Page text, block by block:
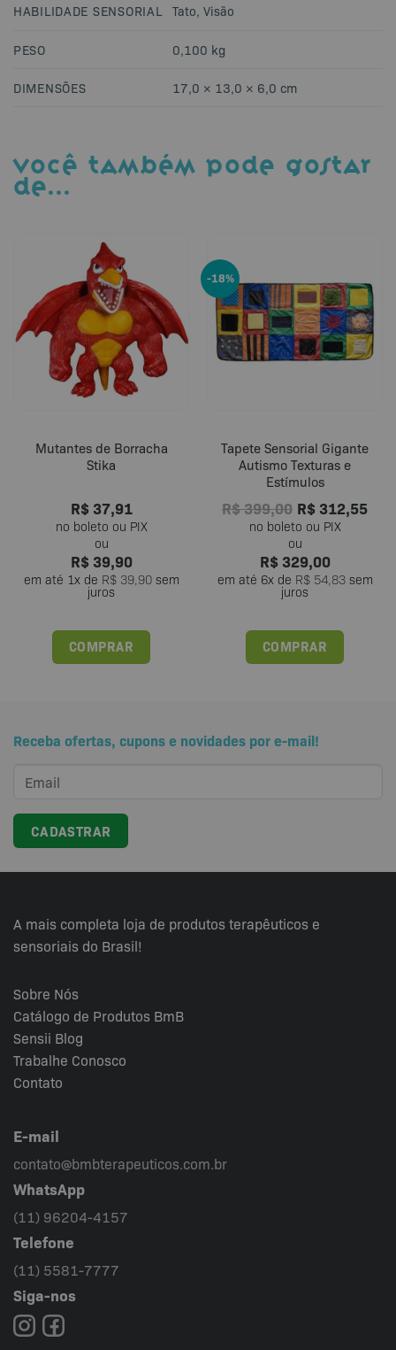
HABILIDADE SENSORIAL Tato, Visão
PESO 0,100 kg
DIMENSÕES 17,0 × 13,0 × 6,0 cm
VOCÊ TAMBÉM PODE GOSTAR
DE…
Mutantes de Borracha
Stika
R$37,91
R$39,90
em até 1x de R$39,90sem
juros
COMPRAR
-18%
Tapete Sensorial Gigante
Autismo Texturas e
Estímulos
R$399,00 R$ 312,55
R$329,00
em até 6x de R$54,83sem
juros
COMPRAR
Receba ofertas, cupons e novidades por e-mail!
A mais completa loja de produtos terapêuticos e
sensoriais do Brasil!
Sobre Nós
Catálogo de Produtos BmB
Sensii Blog
Trabalhe Conosco
Contato
E-mail
contato@bmbterapeuticos.com.br
WhatsApp
(11) 96204-4157
Telefone
(11) 5581-7777
Siga-nos